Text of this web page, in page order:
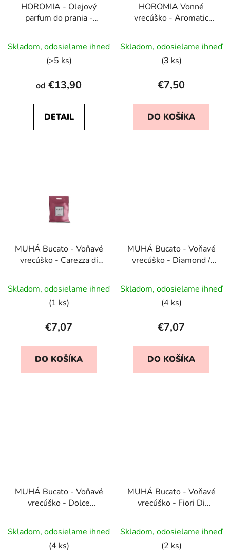
HOROMIA - Olejový
parfum do prania -
Skladom, odosielame ihneď
(>5 ks)
od €13,90
DETAIL
HOROMIA Vonné
vrecúško - Aromatic
hodnotenie
produktu
je
5,0
z
5
Skladom, odosielame ihneď
(3 ks)
€7,50
DO KOŠÍKA
MUHÁ Bucato - Voňavé
vrecúško - Carezza di
pohladenie.
Skladom, odosielame ihneď
(1 ks)
€7,07
DO KOŠÍKA
MUHÁ Bucato - Voňavé
vrecúško - Diamond /
Skladom, odosielame ihneď
(4 ks)
€7,07
DO KOŠÍKA
MUHÁ Bucato - Voňavé
vrecúško - Dolce
Skladom, odosielame ihneď
(4 ks)
MUHÁ Bucato - Voňavé
vrecúško - Fiori Di
Skladom, odosielame ihneď
(2 ks)